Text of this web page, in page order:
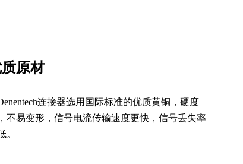
原材
连接器选用国际标准的优质黄铜，硬度
不易变形，信号电流传输速度更快，信号丢失率
。